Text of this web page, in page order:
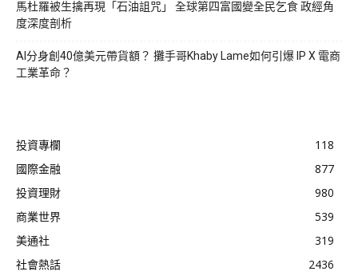
馬杜羅被生擒再現「石油詛咒」 全球第四富國變全民乞食 政經角
度深度剖析
AI分身創40億美元帶貨額？ 攤手哥Khaby Lame如何引爆 IP X 電商
工業革命？
投資專欄
118
國際金融
877
投資理財
980
商業世界
539
美通社
319
社會熱話
2436